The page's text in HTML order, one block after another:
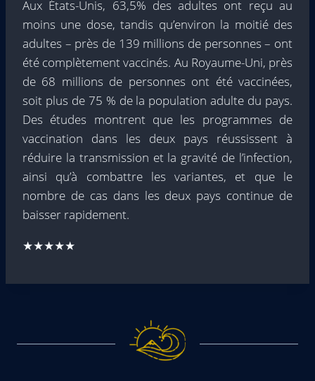
Aux États-Unis, 63,5% des adultes ont reçu au
moins une dose, tandis qu’environ la moitié des
adultes – près de 139 millions de personnes – ont
été complètement vaccinés. Au Royaume-Uni, près
de 68 millions de personnes ont été vaccinées,
soit plus de 75 % de la population adulte du pays.
Des études montrent que les programmes de
vaccination dans les deux pays réussissent à
réduire la transmission et la gravité de l’infection,
ainsi qu’à combattre les variantes, et que le
nombre de cas dans les deux pays continue de
baisser rapidement.
★★★★★